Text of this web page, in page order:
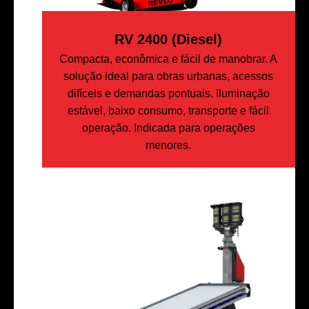
RV 2400 (Diesel)
Compacta, econômica e fácil de manobrar. A
solução ideal para obras urbanas, acessos
difíceis e demandas pontuais. Iluminação
estável, baixo consumo, transporte e fácil
operação. Indicada para operações
menores.